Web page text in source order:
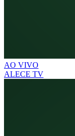
AO VIVO
ALECE TV